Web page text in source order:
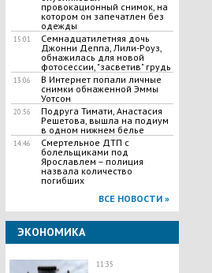
провокационный снимок, на
котором он запечатлен без
одежды
15:01
Семнадцатилетняя дочь
Джонни Деппа, Лили-Роуз,
обнажилась для новой
фотосессии, "засветив" грудь
13:06
В Интернет попали личные
снимки обнаженной Эммы
Уотсон
20:56
Подруга Тимати, Анастасия
Решетова, вышла на подиум
в одном нижнем белье
14:46
Смертельное ДТП с
болельщиками под
Ярославлем – полиция
назвала количество
погибших
ВСЕ НОВОСТИ »
ЭКОНОМИКА
11:35